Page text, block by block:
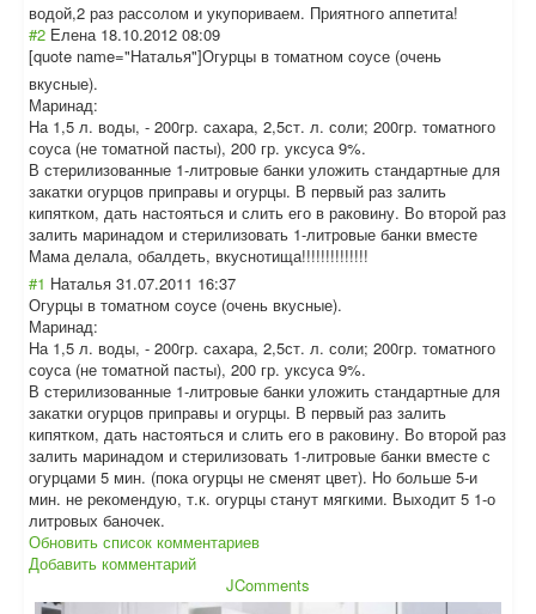
водой,2 раз рассолом и укупориваем. Приятного аппетита!
#2 Елена 18.10.2012 08:09
[quote name="Наталья"]Огурцы в томатном соусе (очень
вкусные).
Маринад:
На 1,5 л. воды, - 200гр. сахара, 2,5ст. л. соли; 200гр. томатного
соуса (не томатной пасты), 200 гр. уксуса 9%.
В стерилизованные 1-литровые банки уложить стандартные для
закатки огурцов приправы и огурцы. В первый раз залить
кипятком, дать настояться и слить его в раковину. Во второй раз
залить маринадом и стерилизовать 1-литровые банки вместе
Мама делала, обалдеть, вкуснотища!!!!!!!!!!!!!!
#1 Наталья 31.07.2011 16:37
Огурцы в томатном соусе (очень вкусные).
Маринад:
На 1,5 л. воды, - 200гр. сахара, 2,5ст. л. соли; 200гр. томатного
соуса (не томатной пасты), 200 гр. уксуса 9%.
В стерилизованные 1-литровые банки уложить стандартные для
закатки огурцов приправы и огурцы. В первый раз залить
кипятком, дать настояться и слить его в раковину. Во второй раз
залить маринадом и стерилизовать 1-литровые банки вместе с
огурцами 5 мин. (пока огурцы не сменят цвет). Но больше 5-и
мин. не рекомендую, т.к. огурцы станут мягкими. Выходит 5 1-о
литровых баночек.
Обновить список комментариев
Добавить комментарий
JComments